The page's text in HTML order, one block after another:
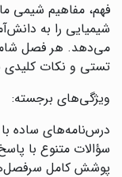
فهم، مفاهیم شیمی
شیمیایی را به
می‌دهد. هر فصل
تستی و نکات کلیدی
ویژگی‌های برجسته:
درس‌نامه‌های ساده
سؤالات متنوع با
پوشش کامل